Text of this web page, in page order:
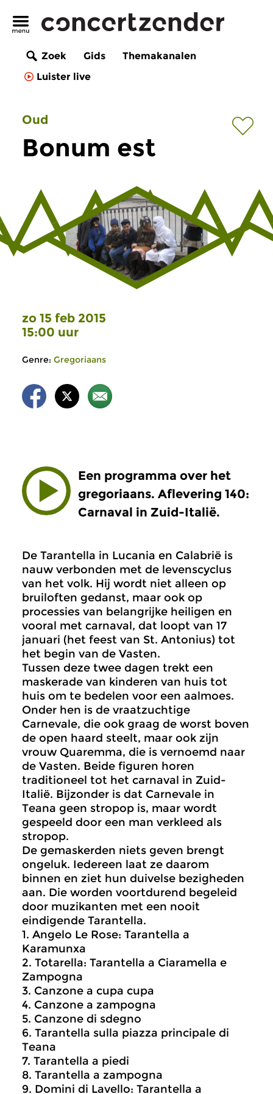
Zoek Gids
Themakanalen
Luister live
Oud
Bonum est
zo 15 feb 2015
15:00 uur
Genre: Gregoriaans
Een programma over het
gregoriaans. Aflevering 140:
Carnaval in Zuid-Italië.
De Tarantella in Lucania en Calabrië is
nauw verbonden met de levenscyclus
van het volk. Hij wordt niet alleen op
bruiloften gedanst, maar ook op
processies van belangrijke heiligen en
vooral met carnaval, dat loopt van 17
januari (het feest van St. Antonius) tot
het begin van de Vasten.
Tussen deze twee dagen trekt een
maskerade van kinderen van huis tot
huis om te bedelen voor een aalmoes.
Onder hen is de vraatzuchtige
Carnevale, die ook graag de worst boven
de open haard steelt, maar ook zijn
vrouw Quaremma, die is vernoemd naar
de Vasten. Beide figuren horen
traditioneel tot het carnaval in Zuid-
Italië. Bijzonder is dat Carnevale in
Teana geen stropop is, maar wordt
gespeeld door een man verkleed als
stropop.
De gemaskerden niets geven brengt
ongeluk. Iedereen laat ze daarom
binnen en ziet hun duivelse bezigheden
aan. Die worden voortdurend begeleid
door muzikanten met een nooit
eindigende Tarantella.
1. Angelo Le Rose: Tarantella a
Karamunxa
2. Totarella: Tarantella a Ciaramella e
Zampogna
3. Canzone a cupa cupa
4. Canzone a zampogna
5. Canzone di sdegno
6. Tarantella sulla piazza principale di
Teana
7. Tarantella a piedi
8. Tarantella a zampogna
9. Domini di Lavello: Tarantella a